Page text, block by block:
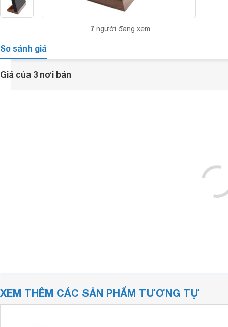
7 người đang xem
So sánh giá
Giá của 3 nơi bán
XEM THÊM CÁC SẢN PHẨM TƯƠNG TỰ